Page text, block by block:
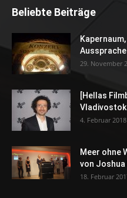
Beliebte Beiträge
29. November
[Hellas
Vladivostok
4. Februar 2018
Meer ohne
von
18. Februar